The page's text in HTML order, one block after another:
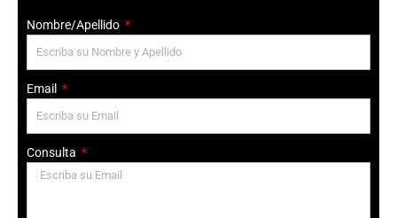
Nombre/Apellido
Email
Consulta